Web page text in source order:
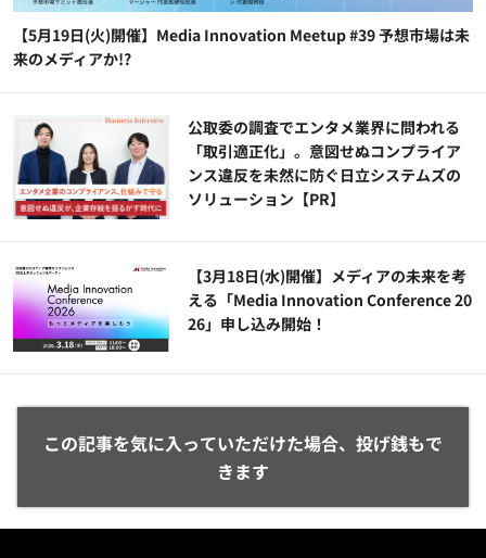
【5月19日(火)開催】Media Innovation Meetup #39 予想市場は未
来のメディアか!?
公​​取委の調査でエンタメ業界に問われる
「取引適正化」。意図せぬコンプライア
ンス違反を未然に防ぐ日立システムズの
ソリューション​【PR】
【3月18日(水)開催】メディアの未来を考
える「Media Innovation Conference 20
26」申し込み開始！
この記事を気に入っていただけた場合、投げ銭もで
きます